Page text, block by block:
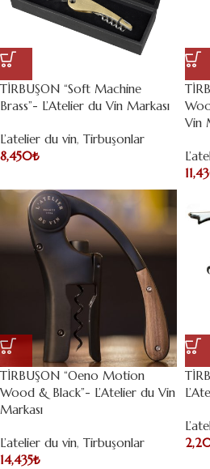
TİRBUŞON “Soft Machine
Brass”- L’Atelier du Vin Markası
L’atelier du vin, Tirbuşonlar
8,450₺
Vin
TİRBUŞON “Oeno Motion
Wood & Black”- L’Atelier du Vin
Markası
L’atelier du vin, Tirbuşonlar
14,435₺